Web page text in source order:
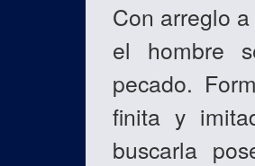
Con arreglo
el hombre
pecado.
finita y
buscarla